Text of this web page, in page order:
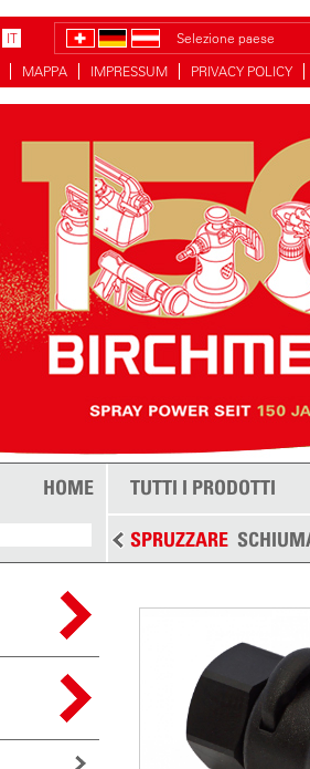
IT
Selezione paese
MAPPA IMPRESSUM PRIVACY POLICY
HOME TUTTI I PRODOTTI
SPRUZZARE